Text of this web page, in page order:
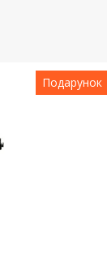
Подарунок